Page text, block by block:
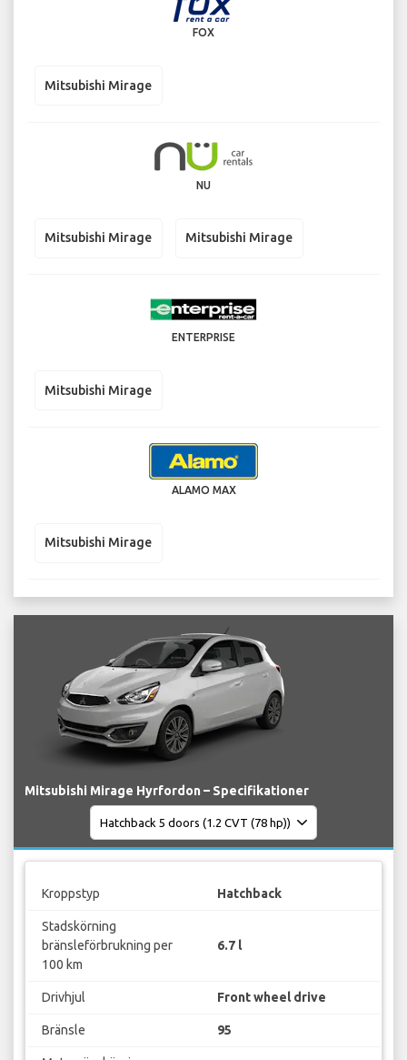
FOX
Mitsubishi Mirage
NU
Mitsubishi Mirage Mitsubishi Mirage
ENTERPRISE
Mitsubishi Mirage
ALAMO MAX
Mitsubishi Mirage
Mitsubishi Mirage Hyrfordon – Specifikationer
Kroppstyp Hatchback
Stadskörning
bränsleförbrukning per
100 km
6.7 l
Drivhjul Front wheel drive
Bränsle 95